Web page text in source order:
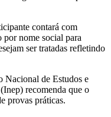
contará com
por nome social para
ser tratadas refletindo
Nacional de Estudos e
recomenda que o
provas práticas.